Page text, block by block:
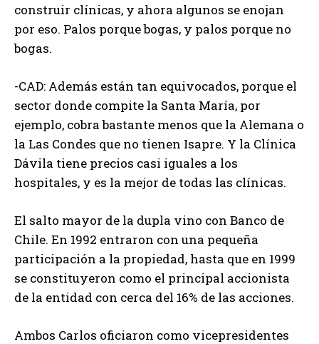
construir clínicas, y ahora algunos se enojan
por eso. Palos porque bogas, y palos porque no
bogas.
-CAD: Además están tan equivocados, porque el
sector donde compite la Santa María, por
ejemplo, cobra bastante menos que la Alemana o
la Las Condes que no tienen Isapre. Y la Clínica
Dávila tiene precios casi iguales a los
hospitales, y es la mejor de todas las clínicas.
El salto mayor de la dupla vino con Banco de
Chile. En 1992 entraron con una pequeña
participación a la propiedad, hasta que en 1999
se constituyeron como el principal accionista
de la entidad con cerca del 16% de las acciones.
Ambos Carlos oficiaron como vicepresidentes